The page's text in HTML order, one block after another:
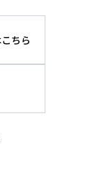
ちら